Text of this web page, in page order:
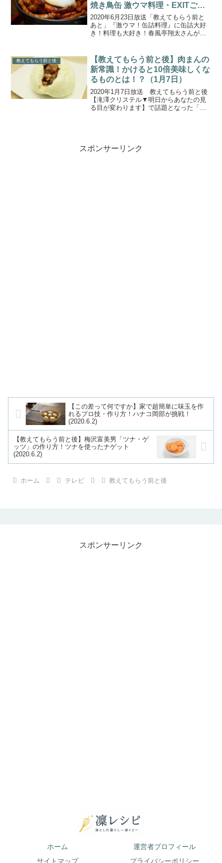
焼き鳥缶 激ウマ料理・EXITごは
ん(2020.6.23)
2020年6月23日放送「教えてもらう前と
あと」『激ウマ！缶詰料理』に缶詰大好
き！料理も大好き！春風亭翔太さんが出
ました。こちらでは、焼き鳥缶を使って
２分でできる激...
教えてもらう前と後
【教えてもらう前と後】肉まんの
新常識！かけると10倍美味しくな
るものとは！？（1月7日）
2020年1月7日放送 教えてもらう前と後
【滝澤クリステル▼明日からあなたの見
る目が変わります】で話題となった「肉
スポンサーリンク
【この差って何ですか】家で超簡単に味玉を作
れるプロ技・作り方！ハナコ岡部が挑戦！
(2020.6.2)
【教えてもらう前と後】梅沢富美男「ツナ・ゲ
ッツ」の作り方！ツナを使ったナゲット
(2020.6.2)
ホーム テレビ 教えてもらう前と後
スポンサーリンク
ホーム
運営者プロフィール
サイトマップ
プライバシーポリシー